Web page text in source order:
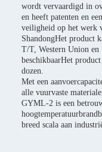
wordt vervaardigd in
en heeft patenten en
veiligheid op het werk
ShandongHet product
T/T, Western Union en
beschikbaarHet
dozen.
Met een
alle vuurvaste
GYML-2 is een
breed scala aan